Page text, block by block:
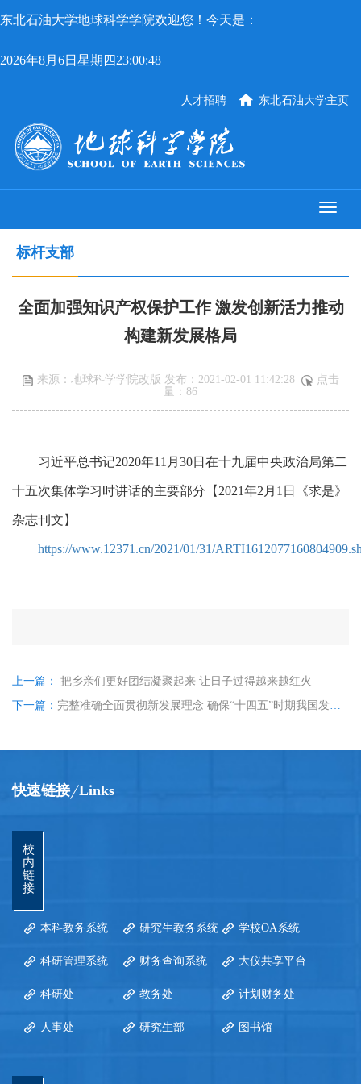
东北石油大学地球科学学院欢迎您！今天是：
2026年8月6日星期四23:00:48
东北石油大学主页
人才招聘
标杆支部
全面加强知识产权保护工作 激发创新活力推动
构建新发展格局
来源：地球科学学院改版 发布：2021-02-01 11:42:28
点击
量： 86
习近平总书记2020年11月30日在十九届中央政治局第二
十五次集体学习时讲话的主要部分【2021年2月1日《求是》
杂志刊文】
https://www.12371.cn/2021/01/31/
上一篇： 把乡亲们更好团结凝聚起来 让日子过得越来越红火
下一篇： 完整准确全面贯彻新发展理念 确保“十四五”时期我国发展开好局起好步
快速链接 Links
校
内
链
接
本科教务系统 研究生教务系统 学校OA系统
科研管理系统 财务查询系统 大仪共享平台
科研处 教务处 计划财务处
人事处 研究生部 图书馆